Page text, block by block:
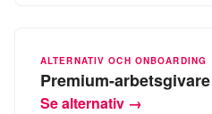
ALTERNATIV OCH ONBOARDING
Premium-arbetsgivare
Se alternativ →